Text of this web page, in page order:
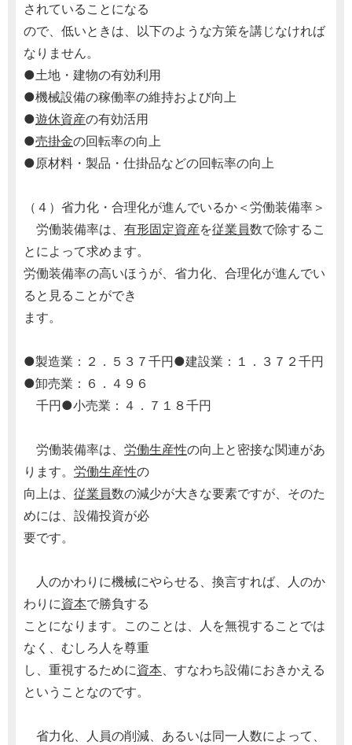
されていることになる
ので、低いときは、以下のような方策を講じなければ
なりません。
●土地・建物の有効利用
●機械設備の稼働率の維持および向上
●遊休資産の有効活用
●売掛金の回転率の向上
●原材料・製品・仕掛品などの回転率の向上
（４）省力化・合理化が進んでいるか＜労働装備率＞
労働装備率は、 有形固定資産を従業員数で除するこ
とによって求めます。
労働装備率の高いほうが、省力化、合理化が進んでい
ると見ることができ
ます。
●製造業：２．５３７千円●建設業：１．３７２千円
●卸売業：６．４９６
千円●小売業：４．７１８千円
労働装備率は、 労働生産性の向上と密接な関連があ
ります。 労働生産性の
向上は、 従業員数の減少が大きな要素ですが、そのた
めには、設備投資が必
要です。
人のかわりに機械にやらせる、換言すれば、人のか
わりに資本で勝負する
ことになります。このことは、人を無視することでは
なく、むしろ人を尊重
し、重視するために資本、すなわち設備におきかえる
ということなのです。
省力化、人員の削減、あるいは同一人数によって、